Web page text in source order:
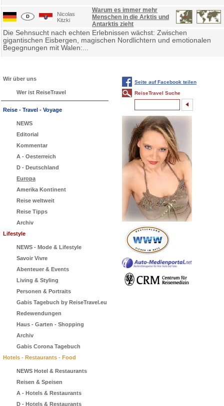
Nicolas
Kitzki
Warum es immer mehr
Menschen in die Arktis und
Antarktis zieht
Die Sehnsucht nach echten Erlebnissen wächst: Zwischen
gigantischen Eisbergen, magischen Nordlichtern und emotionalen
Begegnungen mit Walen:...
Wir über uns
Wer ist ReiseTravel
Reise - Travel - Voyage
NEWS
Editorial
Kommentar
A - Oesterreich
D - Deutschland
Europa
Amerika Kontinent
Reise weltweit
Reise Tipps
Archiv
Lifestyle
NEWS - Mode & Lifestyle
Savoir Vivre
Abenteuer & Events
Living & Styling
Personen & Portraits
Gabis Tagebuch by ReiseTravel.eu
Redewendungen
Haus - Garten - Shopping
Archiv
Gabis Corona Tagebuch
Hotels - Restaurants - Food
NEWS Hotel & Restaurants
Reisen & Speisen
A - Hotels & Restaurants
D - Hotels & Restaurants
Seite auf Facebook teilen
ReiseTravel Suche